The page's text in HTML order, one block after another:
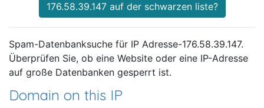
176.58.39.147 auf der schwarzen liste?
Spam-Datenbanksuche für IP Adresse-176.58.39.147.
Überprüfen Sie, ob eine Website oder eine IP-Adresse
auf große Datenbanken gesperrt ist.
Domain on this IP